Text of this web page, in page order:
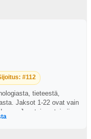
#112
tieteestä,
Jaksot 1-22 ovat vain
Juontajana toimii